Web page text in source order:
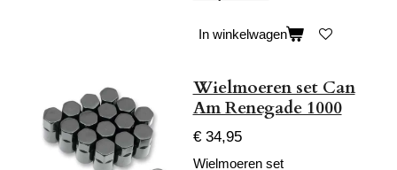
In winkelwagen
Wielmoeren set Can
Am Renegade 1000
€ 34,95
Wielmoeren set